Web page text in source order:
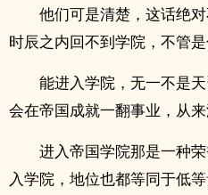
他们可是清楚，这话绝
时辰之内回不到学院，不管
能进入学院，无一不是
会在帝国成就一翻事业，从
进入帝国学院那是一种
入学院，地位也都等同于低